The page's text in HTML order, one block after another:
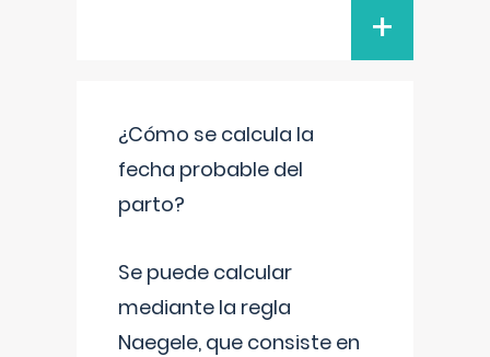
+
¿Cómo se calcula la
fecha probable del
parto?
Se puede calcular
mediante la regla
Naegele, que consiste en